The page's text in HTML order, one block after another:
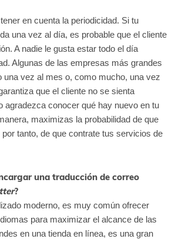
en cuenta la periodicidad. Si tu
una vez al día, es probable que el cliente
A nadie le gusta estar todo el día
Algunas de las empresas más grandes
una vez al mes o, como mucho, una vez
que el cliente no se sienta
agradezca conocer qué hay nuevo en tu
maximizas la probabilidad de que
tanto, de que contrate tus servicios de
una traducción de correo
?
moderno, es muy común ofrecer
para maximizar el alcance de las
en una tienda en línea, es una gran